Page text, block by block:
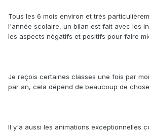
Tous les 6 mois environ et très
l'année scolaire, un bilan est fait avec les
les aspects négatifs et positifs pour faire
Je reçois certaines classes une fois par
par an, cela dépend de beaucoup de
Il y'a aussi les animations exceptionnelles